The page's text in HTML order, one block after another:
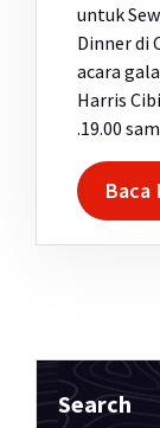
untuk
Dinner di
acara
Harris
.19.00
Baca
Search